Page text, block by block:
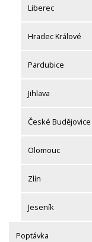
Liberec
Hradec Králové
Pardubice
Jihlava
České Budějovice
Olomouc
Zlín
Jeseník
Poptávka